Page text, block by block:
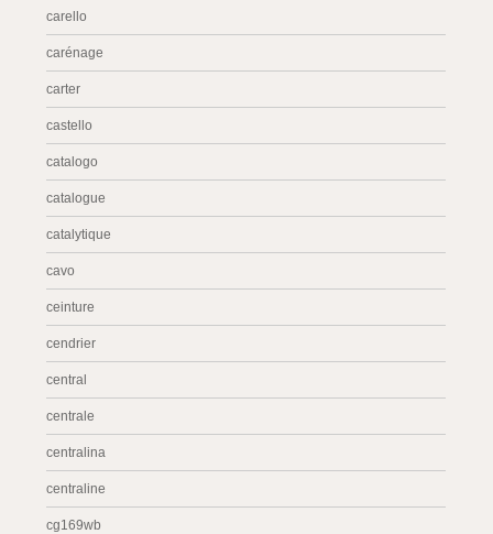
carello
carénage
carter
castello
catalogo
catalogue
catalytique
cavo
ceinture
cendrier
central
centrale
centralina
centraline
cg169wb